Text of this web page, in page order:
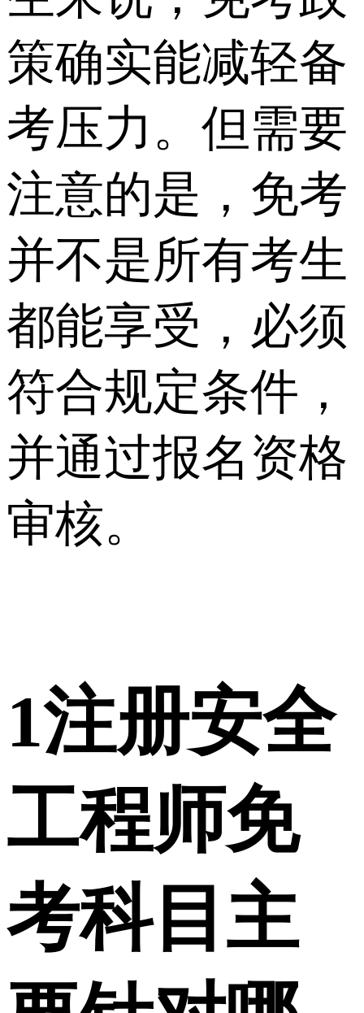
策确实能减轻备
考压力。但需要
注意的是，免考
并不是所有考生
都能享受，必须
符合规定条件，
并通过报名资格
审核。
1注册安全
工程师免
考科目主